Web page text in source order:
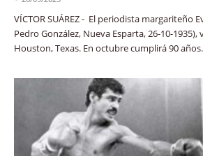
VÍCTOR SUÁREZ - El periodista margariteño
Pedro González, Nueva Esparta, 26-10-
Houston, Texas. En octubre cumplirá 90